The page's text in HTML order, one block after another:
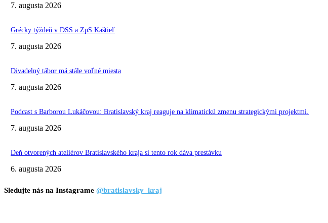
7. augusta 2026
Grécky týždeň v DSS a ZpS Kaštieľ
7. augusta 2026
Divadelný tábor má stále voľné miesta
7. augusta 2026
Podcast s Barborou Lukáčovou: Bratislavský kraj reaguje na klimatickú zmenu strategickými projektmi.
7. augusta 2026
Deň otvorených ateliérov Bratislavského kraja si tento rok dáva prestávku
6. augusta 2026
Sledujte nás na Instagrame @bratislavsky_kraj